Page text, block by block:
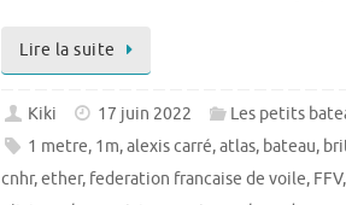
Lire la suite
Kiki 17 juin 2022 Les petits
1 metre, 1m,alexis carré,atlas, bateau,
cnhr,ether, federation francaise de voile, FFV,